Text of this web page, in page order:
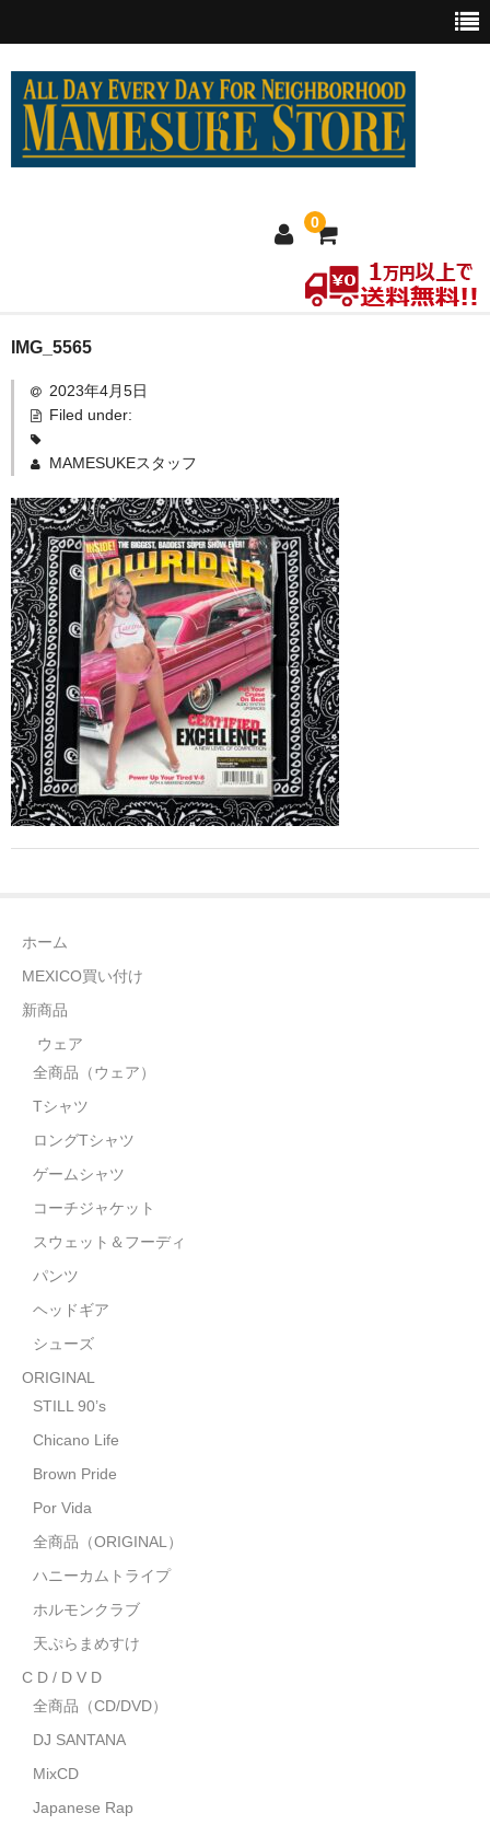
0
ホーム
MEXICO買い付け
新商品
全商品（ウェア）
Tシャツ
ロングTシャツ
ゲームシャツ
コーチジャケット
スウェット＆フーディ
パンツ
ヘッドギア
ORIGINAL
STILL 90’s
Brown Pride
全商品（ORIGINAL）
ハニーカムトライプ
天ぷらまめすけ
C D / D V D
全商品（CD/DVD）
DJ SANTANA
Japanese Rap
MotiveRecords
グ ッ ズ
タオル・リストバンド
トートバッグ
IMG_5565
2023年4月5日
Filed under:
MAMESUKEスタッフ
ホーム
MEXICO買い付け
新商品
ウェア
全商品（ウェア）
Tシャツ
ロングTシャツ
ゲームシャツ
コーチジャケット
スウェット＆フーディ
パンツ
ヘッドギア
シューズ
ORIGINAL
STILL 90’s
Chicano Life
Brown Pride
Por Vida
全商品（ORIGINAL）
ハニーカムトライプ
ホルモンクラブ
天ぷらまめすけ
C D / D V D
全商品（CD/DVD）
DJ SANTANA
MixCD
Japanese Rap